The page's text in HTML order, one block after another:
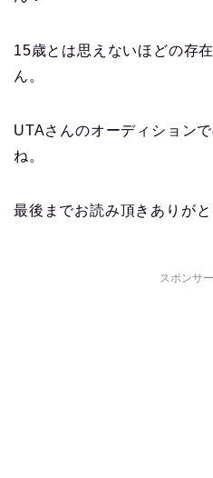
15歳とは思えないほどの存
ん。
UTAさんのオーディション
ね。
最後までお読み頂きありがと
スポンサ